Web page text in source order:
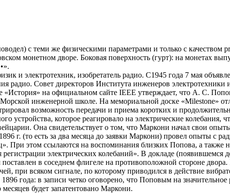
с теми же физическими параметрами и только с качеством
монетном дворе. Боковая поверхность (гурт): на монетах
и электротехник, изобретатель радио. С1945 года 7 мая
радио. Совет директоров Института инженеров
«История» на официальном сайте IEEE утверждает, что А. С.
инженерной школе. На мемориальной доске «Milestone»
возможность передачи и приема коротких и
устройства, которое реагировало на электрические колебания,
Она свидетельствует о том, что Маркони начал свои
г. (то есть за два месяца до заявки Маркони) провел опыты с
При этом ссылаются на воспоминания близких Попова, а также
электрических колебаний». В докладе (появившемся
в соседнем флигеле на противоположной стороне
при всяком сигнале, по которому приводился в действие
года: в записи четко оговорено, что Поповым на
месяцев будет запатентовано Маркони.